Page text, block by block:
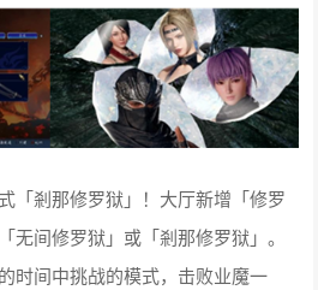
「剎那修罗狱」！大厅新增「修罗
无间修罗狱」或「剎那修罗狱」。
时间中挑战的模式，击败业魔一